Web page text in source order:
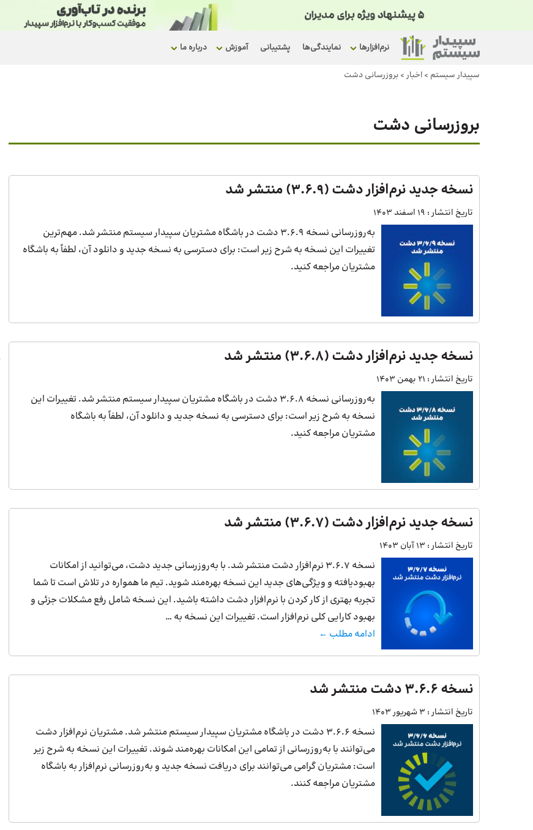
نرم‌افزارها نمایندگی‌ها پشتیبانی آموزش درباره ما
سپیدار سیستم > اخبار> بروزرسانی دشت
بروزرسانی دشت
نسخه جدید نرم‌افزار دشت (3.6.9) منتشر شد
تاریخ انتشار : 19 اسفند 1403
به‌روزرسانی نسخه 3.6.9 دشت در باشگاه مشتریان سپیدار سیستم منتشر شد. مهم‌ترین
تغییرات این نسخه به شرح زیر است: برای دسترسی به نسخه جدید و دانلود آن، لطفاً به باشگاه
مشتریان مراجعه کنید.
نسخه جدید نرم‌افزار دشت (3.6.8) منتشر شد
تاریخ انتشار : 21 بهمن 1403
به‌روزرسانی نسخه 3.6.8 دشت در باشگاه مشتریان سپیدار سیستم منتشر شد. تغییرات این
نسخه به شرح زیر است: برای دسترسی به نسخه جدید و دانلود آن، لطفاً به باشگاه
مشتریان مراجعه کنید.
نسخه جدید نرم‌افزار دشت (3.6.7) منتشر شد
تاریخ انتشار : 13 آبان 1403
نسخه 3.6.7 نرم‌افزار دشت منتشر شد. با به‌روزرسانی جدید دشت، می‌توانید از امکانات
بهبودیافته و ویژگی‌های جدید این نسخه بهره‌مند شوید. تیم ما همواره در تلاش است تا شما
تجربه بهتری از کار کردن با نرم‌افزار دشت داشته باشید. این نسخه شامل رفع مشکلات جزئی و
بهبود کارایی کلی نرم‌افزار است. تغییرات این نسخه به …
ادامه مطلب ←
نسخه 3.6.6 دشت منتشر شد
تاریخ انتشار : 3 شهریور 1403
نسخه 3.6.6 دشت در باشگاه مشتریان سپیدار سیستم منتشر شد. مشتریان نرم‌افزار دشت
می‌توانند با به‌روزرسانی از تمامی این امکانات بهره‌مند شوند. تغییرات این نسخه به شرح زیر
است: مشتریان گرامی می‌توانند برای دریافت نسخه جدید و به‌روزرسانی نرم‌افزار به باشگاه
مشتریان مراجعه کنند.